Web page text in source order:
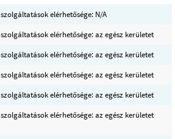
szolgáltatások elérhetősége: N/A
szolgáltatások elérhetősége: az egész kerületet
szolgáltatások elérhetősége: az egész kerületet
szolgáltatások elérhetősége: az egész kerületet
szolgáltatások elérhetősége: az egész kerületet
szolgáltatások elérhetősége: az egész kerületet